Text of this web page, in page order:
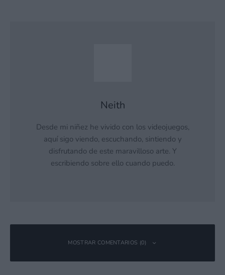
Neith
Desde mi niñez he vivido con los videojuegos,
aquí sigo viendo, escuchando, sintiendo y
disfrutando de este maravilloso arte. Y
escribiendo sobre ello cuando puedo.
MOSTRAR COMENTARIOS (0)